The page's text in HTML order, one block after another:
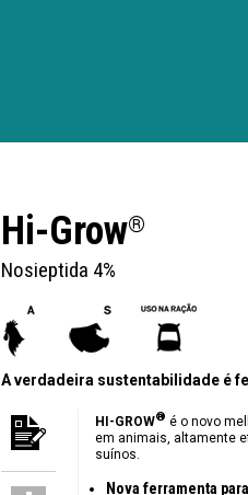
Hi-Grow®
Nosieptida 4%
A verdadeira sustentabilidade é
HI-GROW® é o novo
em animais, altamente
suínos.
Nova ferramenta